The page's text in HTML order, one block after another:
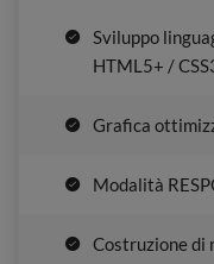
Sviluppo
HTML5+ /
Grafica
Modalità
Costruzione di